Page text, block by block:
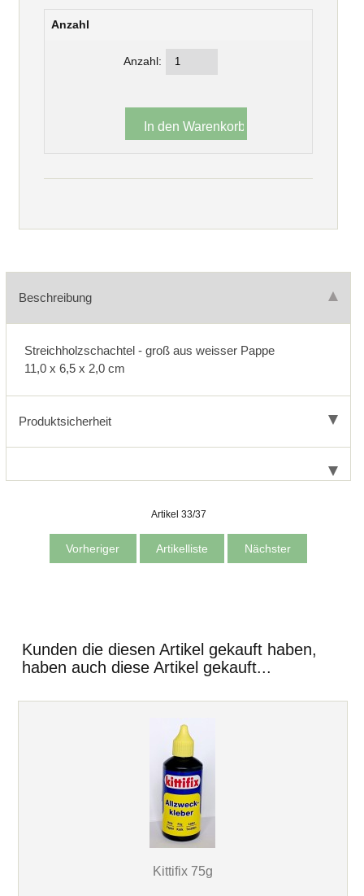
Anzahl
Anzahl:
Beschreibung
Streichholzschachtel - groß aus weisser Pappe
11,0 x 6,5 x 2,0 cm
Produktsicherheit
Artikel 33/37
Vorheriger Artikelliste Nächster
Kunden die diesen Artikel gekauft haben,
haben auch diese Artikel gekauft...
Kittifix 75g